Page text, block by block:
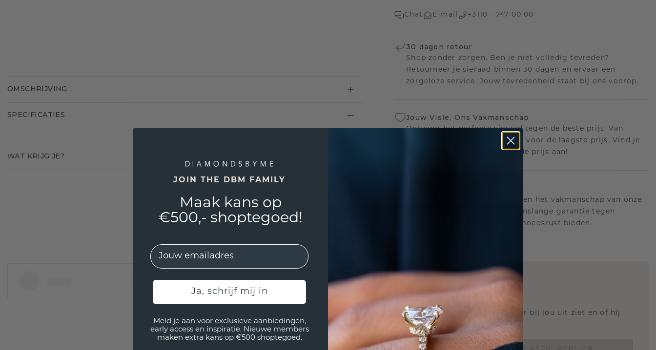
Chat E-mail +3110 - 747 00 00
30 dagen retour
Shop zonder zorgen. Ben je niet volledig tevreden?
Retourneer je sieraad binnen 30 dagen en ervaar een
zorgeloze service. Jouw tevredenheid staat bij ons voorop.
Jouw Visie, Ons Vakmanschap
Ontvang het perfecte sieraad tegen de beste prijs. Van
inkoop tot creatie, wij zorgen voor de laagste prijs. Vind je
een betere deal? Wij passen de prijs aan!
Wij staan achter de kwaliteit en het vakmanschap van onze
sieraden. Daarom: gratis levenslange garantie tegen
defecten die u voor altijd gemoedsrust bieden.
3D PLASTIC REPLICA
Wil jij weten hoe deze ring er bij jou uit ziet en of hij
past? Nu vanaf slechts €15,-
OMSCHRIJVING
SPECIFICATIES
WAT KRIJG JE?
JOIN THE DBM FAMILY
Maak kans op
€500,- shoptegoed!
EMail
Ja, schrijf mij in
Meld je aan voor exclusieve aanbiedingen,
early access en inspiratie. Nieuwe members
maken extra kans op €500 shoptegoed.